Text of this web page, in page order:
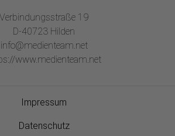
Verbindungsstraße 19
D-40723 Hilden
info@medienteam.net
www.medienteam.net
Impressum
Datenschutz